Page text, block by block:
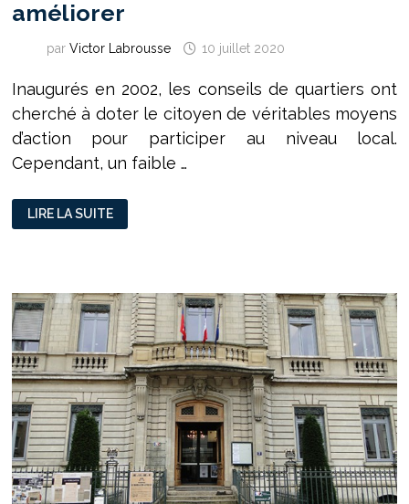
améliorer
par Victor Labrousse 10 juillet 2020
Inaugurés en 2002, les conseils de quartiers ont
cherché à doter le citoyen de véritables moyens
d’action pour participer au niveau local.
Cependant, un faible …
DOSSIER
SUR
LA
LBB
–
ÉPISODE
3
:
LES
CONSEILS
DE
QUARTIER
:
UNE
PARTICIPATION
CITOYENNE
À
AMÉLIORER
LIRE LA SUITE